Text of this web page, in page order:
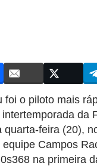
foi o piloto mais
da
quarta-feira (20),
Campos
na primeira